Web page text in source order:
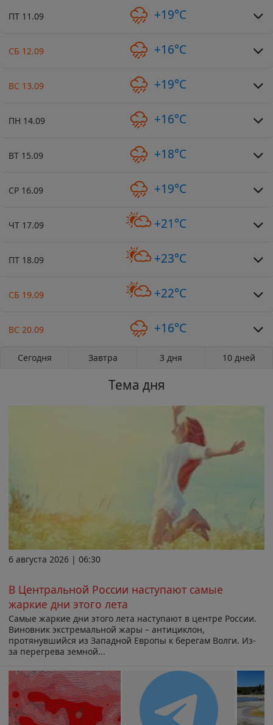
ПТ 11.09 +19°C
СБ 12.09 +16°C
ВС 13.09 +19°C
ПН 14.09 +16°C
ВТ 15.09 +18°C
СР 16.09 +19°C
ЧТ 17.09 +21°C
ПТ 18.09 +23°C
СБ 19.09 +22°C
ВС 20.09 +16°C
Сегодня Завтра 3 дня 10 дней
Тема дня
6 августа 2026 | 06:30
В Центральной России наступают самые
жаркие дни этого лета
Самые жаркие дни этого лета наступают в центре России.
Виновник экстремальной жары – антициклон,
протянувшийся из Западной Европы к берегам Волги. Из-
за перегрева земной...